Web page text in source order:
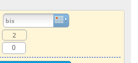
+ Pauschalangebot